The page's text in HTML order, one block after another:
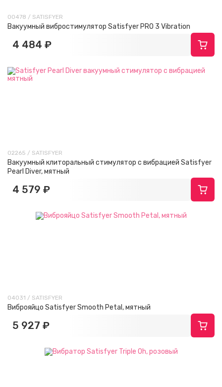
00478 / SATISFYER
Вакуумный вибростимулятор Satisfyer PRO 3 Vibration
4 484 ₽
02265 / SATISFYER
Вакуумный клиторальный стимулятор с вибрацией Satisfyer
Pearl Diver, мятный
4 579 ₽
04031 / SATISFYER
Виброяйцо Satisfyer Smooth Petal, мятный
5 927 ₽